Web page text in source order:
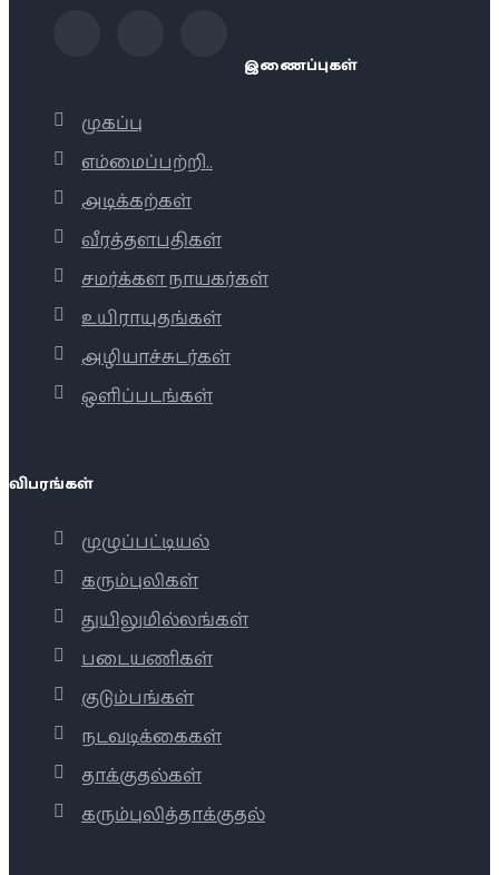
இணைப்புகள்
முகப்பு
எம்மைப்பற்றி..
அடிக்கற்கள்
வீரத்தளபதிகள்
சமர்க்கள நாயகர்கள்
உயிராயுதங்கள்
அழியாச்சுடர்கள்
ஒளிப்படங்கள்
விபரங்கள்
முழுப்பட்டியல்
கரும்புலிகள்
துயிலுமில்லங்கள்
படையணிகள்
குடும்பங்கள்
நடவடிக்கைகள்
தாக்குதல்கள்
கரும்புலித்தாக்குதல்